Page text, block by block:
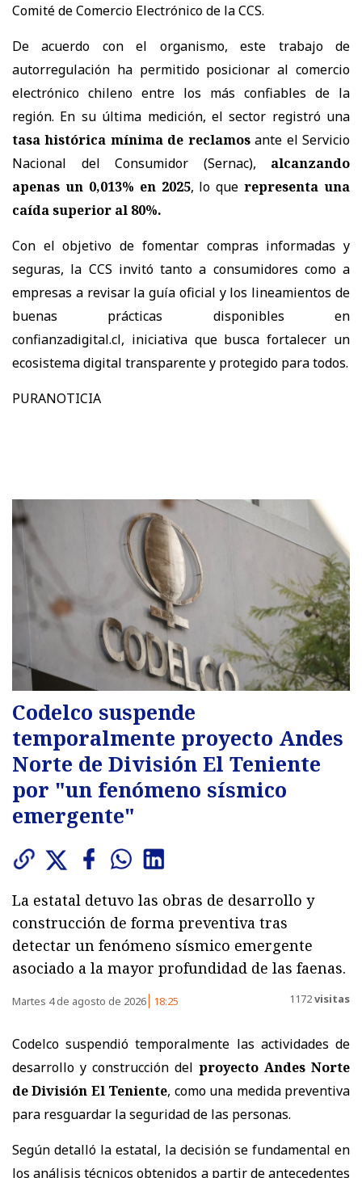
Comité de Comercio Electrónico de la CCS.
De acuerdo con el organismo, este trabajo de
autorregulación ha permitido posicionar al comercio
electrónico chileno entre los más confiables de la
región. En su última medición, el sector registró una
tasa histórica mínima de reclamosante el Servicio
Nacional del Consumidor (Sernac), alcanzando
apenas un 0,013% en 2025, lo querepresenta una
caída superior al 80%.
Con el objetivo de fomentar compras informadas y
seguras, la CCS invitó tanto a consumidores como a
empresas a revisar la guía oficial y los lineamientos de
buenas prácticas disponibles en
confianzadigital.cl, iniciativa que busca fortalecer un
ecosistema digital transparente y protegido para todos.
PURANOTICIA
Codelco suspende
temporalmente proyecto Andes
Norte de División El Teniente
por "un fenómeno sísmico
emergente"
La estatal detuvo las obras de desarrollo y
construcción de forma preventiva tras
detectar un fenómeno sísmico emergente
asociado a la mayor profundidad de las faenas.
Martes 4 de agosto de 2026 18:25 1172visitas
Codelco suspendió temporalmente las actividades de
desarrollo y construcción del proyecto Andes Norte
de División El Teniente, como una medida preventiva
para resguardar la seguridad de las personas.
Según detalló la estatal, la decisión se fundamental en
los análisis técnicos obtenidos a partir de antecedentes